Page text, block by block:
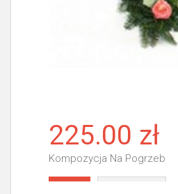
225.00 zł
Kompozycja Na Pogrzeb